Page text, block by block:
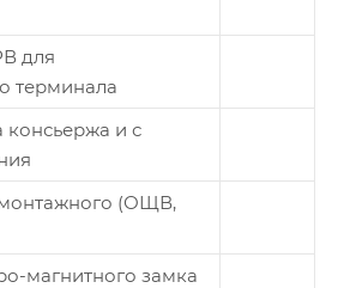
для
терминала
консьержа и с
(ОЩВ,
магнитного замка